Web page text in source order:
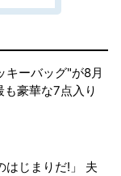
キーバッグ"が8月
豪華な7点入り
はじまりだ!」 夫